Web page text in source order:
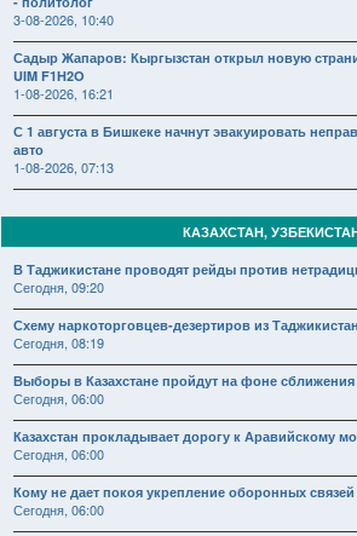
3-08-2026, 10:40
Садыр Жапаров: Кыргызстан открыл новую
UIM F1H2O
1-08-2026, 16:21
С 1 августа в Бишкеке начнут эвакуировать
авто
1-08-2026, 07:13
КАЗАХСТАН,
В Таджикистане проводят рейды против
Сегодня, 09:20
Схему наркоторговцев-дезертиров из
Сегодня, 08:19
Выборы в Казахстане пройдут на фоне
Сегодня, 06:00
Казахстан прокладывает дорогу к Аравийскому
Сегодня, 06:00
Кому не дает покоя укрепление оборонных связей
Сегодня, 06:00